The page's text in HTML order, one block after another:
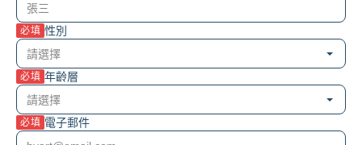
必填 性別
必填 年齡層
必填 電子郵件